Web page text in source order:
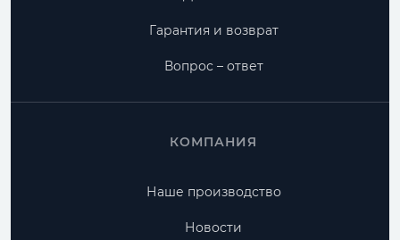
Гарантия и возврат
Вопрос – ответ
КОМПАНИЯ
Наше производство
Новости